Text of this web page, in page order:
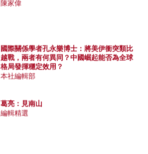
陳家偉
國際關係學者孔永樂博士：將美伊衝突類比
越戰，兩者有何異同？中國崛起能否為全球
格局發揮穩定效用？
本社編輯部
葛亮：見南山
編輯精選